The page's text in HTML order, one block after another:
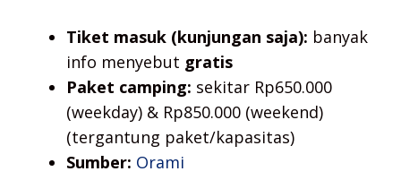
Tiket masuk (kunjungan saja): banyak
info menyebut gratis
Paket camping: sekitar Rp650.000
(weekday) & Rp850.000 (weekend)
(tergantung paket/kapasitas)
Sumber: Orami